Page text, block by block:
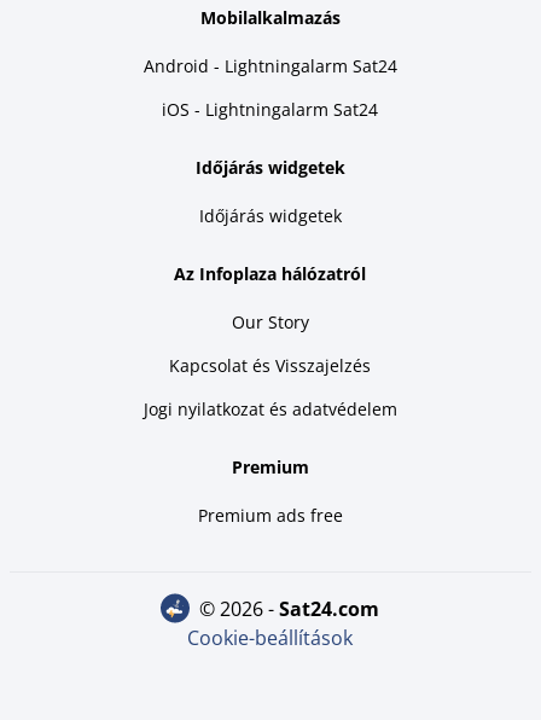
Mobilalkalmazás
Android - Lightningalarm Sat24
iOS - Lightningalarm Sat24
Időjárás widgetek
Időjárás widgetek
Az Infoplaza hálózatról
Our Story
Kapcsolat és Visszajelzés
Jogi nyilatkozat és adatvédelem
Premium
Premium ads free
© 2026 - sat24.com
Cookie-beállítások